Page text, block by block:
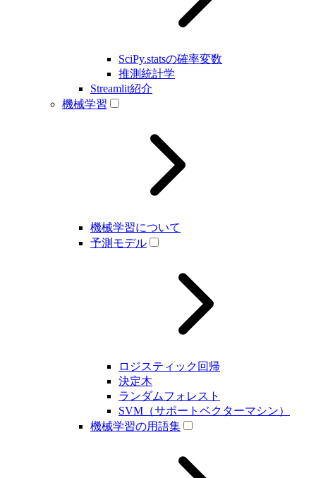
SciPy.statsの確率変数
推測統計学
Streamlit紹介
機械学習
機械学習について
予測モデル
ロジスティック回帰
決定木
ランダムフォレスト
SVM（サポートベクターマシン）
機械学習の用語集